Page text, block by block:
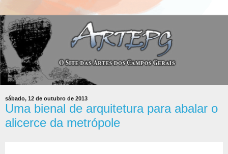
sábado, 12 de outubro de 2013
Uma bienal de arquitetura para abalar o
alicerce da metrópole